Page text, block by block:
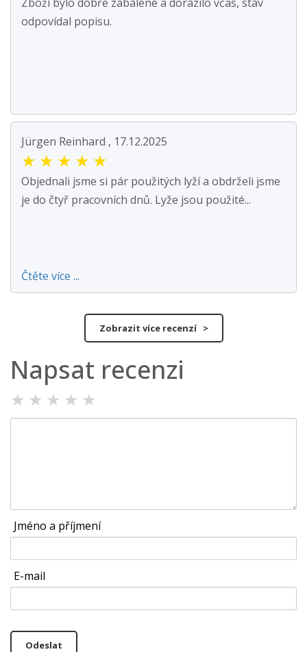
odpovídal popisu.
Jürgen Reinhard , 17.12.2025
★ ★ ★ ★ ★
Objednali jsme si pár použitých lyží a obdrželi jsme
je do čtyř pracovních dnů. Lyže jsou použité...
Čtěte více ...
Zobrazit více recenzí >
Napsat recenzi
★ ★ ★ ★ ★
Jméno a příjmení
E-mail
Odeslat